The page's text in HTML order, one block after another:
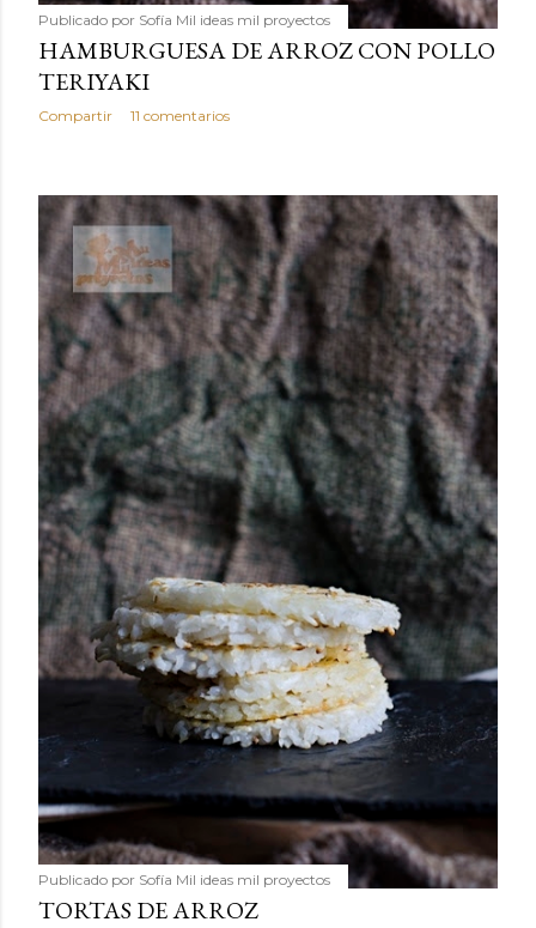
Publicado por Sofía Mil ideas mil proyectos
HAMBURGUESA DE ARROZ CON POLLO
TERIYAKI
Compartir 11 comentarios
Publicado por Sofía Mil ideas mil proyectos
TORTAS DE ARROZ